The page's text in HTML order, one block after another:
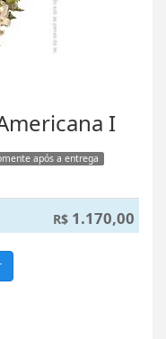
I
após a entrega
R$ 1.170,00